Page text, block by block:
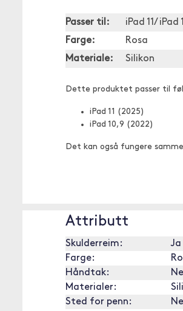
Passer til:
iPad 11/
Farge:
Rosa
Materiale:
Silikon
Dette produktet passer til
iPad 11 (2025)
iPad 10,9 (2022)
Det kan også fungere
Attributt
Skulderreim:
Ja
Farge:
Håndtak:
Materialer:
Sted for penn: